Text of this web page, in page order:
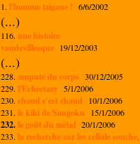
1. l'homme tzigane ! 6/6/2002
(...)
116. une histoire
vaudevillesque 19/12/2003
(...)
228. amputé du corps 30/12/2005
229. l'Echectazy 5/1/2006
230. chaud c'est chaud 10/1/2006
231. le kiki de Sangoku 15/1/2006
232.le goût du métal 20/1/2006
233. la recherche sur les cellule souche,